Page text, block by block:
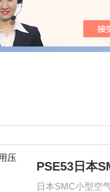
PSE53日本
日本SMC小型空气压用压力传感器 规格类型：